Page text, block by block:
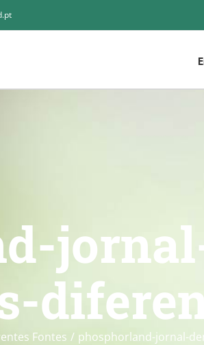
Fontes phosphorland-jornal-